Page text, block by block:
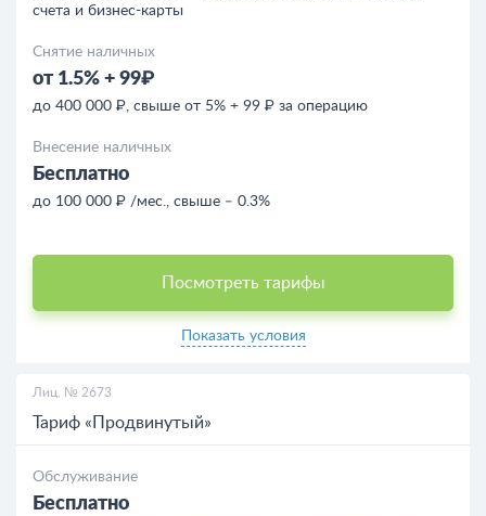
счета и бизнес-карты
Снятие наличных
от 1.5% + 99₽
до 400 000 ₽, свыше от 5% + 99 ₽ за операцию
Внесение наличных
Бесплатно
до 100 000 ₽ /мес., свыше ‒ 0.3%
Посмотреть тарифы
Показать условия
Лиц. № 2673
Тариф «Продвинутый»
Обслуживание
Бесплатно